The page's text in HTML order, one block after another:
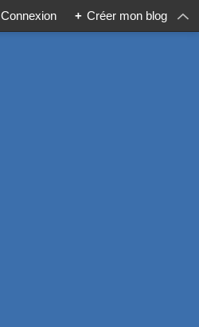
Connexion + Créer mon blog